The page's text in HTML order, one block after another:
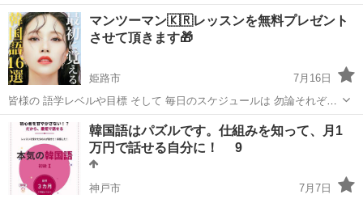
用の最大70％還付（要件有、詳細はお尋ねください） ■KECは全校舎
「文化庁届出受理講座」。 ■受講曜日・時間帯振替受講、校舎間振替
受講、休学制度、動画視聴（基...
兵庫 神戸市 その他
マンツーマン🇰🇷レッスンを無料プレゼント
させて頂きます🎁
姫路市
7月16日
皆様の 語学レベルや目標 そして 毎日のスケジュールは 勿論それぞれ
違いますので お一人お一人の 方向性に合ったレッスンを 効率よくサ
ポートさせて頂きます😊 まず初めに 弊社Moiza Gr...
兵庫 姫路市 韓国語 レッスン
韓国語はパズルです。仕組みを知って、月1
万円で話せる自分に！ 9
神戸市
7月7日